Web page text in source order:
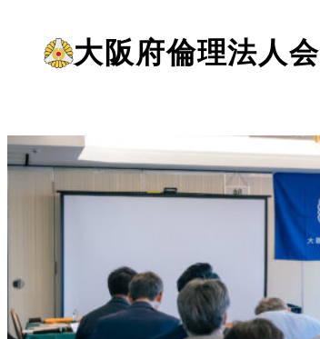
ン
テ
移
動
大阪府倫理法人会